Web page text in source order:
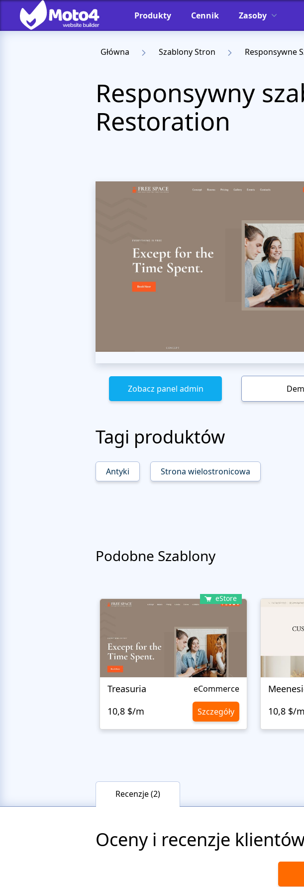
Produkty Cennik Zasoby
Główna Szablony Stron Responsywne
Responsywny
Restoration
Zobacz panel admin
Tagi produktów
Antyki Strona wielostronicowa
Podobne Szablony
eStore
Treasuria eCommerce
10,8 $/m Szczegóły 10,8 $/m
Recenzje (2)
Oceny i recenzje